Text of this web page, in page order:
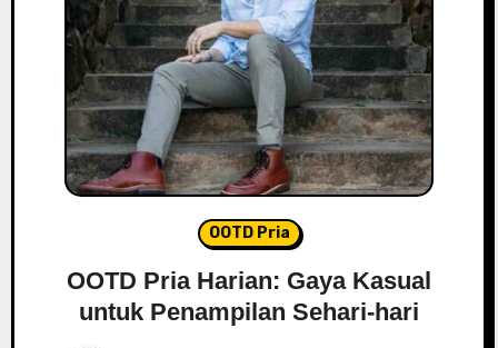
OOTD Pria
OOTD Pria Harian: Gaya Kasual
untuk Penampilan Sehari-hari